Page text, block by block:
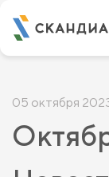
05 октября